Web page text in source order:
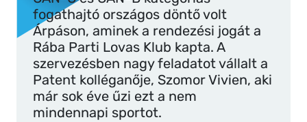
fogathajtó országos döntő volt
Árpáson, aminek a rendezési jogát a
Rába Parti Lovas Klub kapta. A
szervezésben nagy feladatot vállalt a
Patent kolléganője, Szomor Vivien, aki
már sok éve űzi ezt a nem
mindennapi sportot.